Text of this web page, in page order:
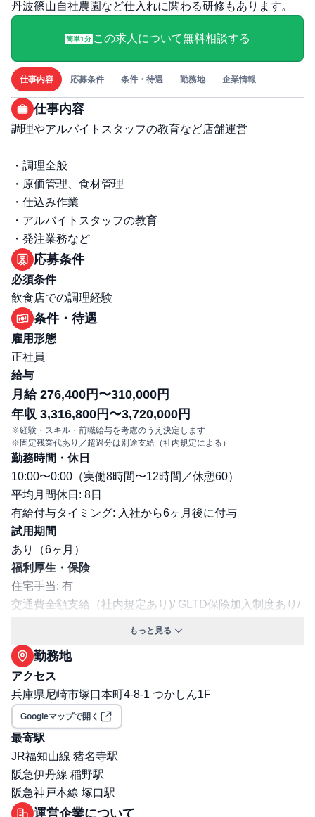
丹波篠山自社農園など仕入れに関わる研修もあります。
簡単1分 この求人について無料相談する
仕事内容 応募条件 条件・待遇 勤務地 企業情報
仕事内容
調理やアルバイトスタッフの教育など店舗運営
・調理全般
・原価管理、食材管理
・仕込み作業
・アルバイトスタッフの教育
・発注業務など
応募条件
必須条件
飲食店での調理経験
条件・待遇
雇用形態
正社員
給与
月給 276,400円〜310,000円
年収 3,316,800円〜3,720,000円
※経験・スキル・前職給与を考慮のうえ決定します
※固定残業代あり／超過分は別途支給（社内規定による）
勤務時間・休日
10:00〜0:00（実働8時間〜12時間／休憩60）
平均月間休日: 8日
有給付与タイミング: 入社から6ヶ月後に付与
試用期間
あり（6ヶ月）
福利厚生・保険
住宅手当: 有
交通費全額支給（社内規定あり)/ GLTD保険加入制度あり/
交通費支給: 有
保険: 社会保険完備（健康保険・厚生年金・雇用保険・労
災保険）
職場環境・ルール
受動喫煙対策（喫煙ルール）: 無
選考プロセス
選考プロセス詳細: 1次：人事担当者面接 2次：社長面接
その他
退職・定年に関する補足: 定年後、65歳まで継続雇用有り
もっと見る
勤務地
アクセス
兵庫県尼崎市塚口本町4-8-1 つかしん1F
Googleマップで開く
最寄駅
JR福知山線 猪名寺駅
阪急伊丹線 稲野駅
阪急神戸本線 塚口駅
運営企業について